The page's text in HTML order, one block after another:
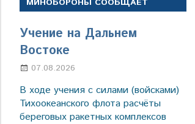
Учение на Дальнем
Востоке
07.08.2026
В ходе учения с силами (войсками)
Тихоокеанского флота расчёты
береговых ракетных комплексов